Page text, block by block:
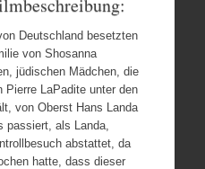
Deutschland besetzten
von Shosanna
jüdischen Mädchen, die
Pierre LaPadite unter den
von Oberst Hans Landa
passiert, als Landa,
abstattet, da
hatte, dass dieser